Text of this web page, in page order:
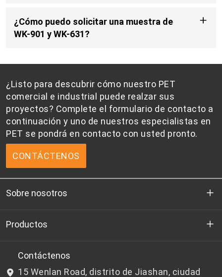
granel, ya que ofrece buena resistencia al
impacto, estabilidad térmica y cumplimiento
BPA ni compuestos de bisfenol relacionados.
A diferencia del policarbonato (PC), el PET es
contacto con alimentos y bebidas. El WK-901
FDA, la UE y China, lo que garantiza su
idoneidad y fiabilidad para contenedores de
agua de gran capacidad.
¿Cómo puedo solicitar una muestra de
WK-901 y WK-631?
de su empresa, el uso previsto y la cantidad
de muestra. Nuestro equipo le responderá
con prontitud y le proporcionará la
información técnica necesaria.
¿Listo para descubrir cómo nuestro PET
comercial e industrial puede realzar sus
proyectos? Complete el formulario de contacto a
continuación y uno de nuestros especialistas en
PET se pondrá en contacto con usted pronto.
CONTÁCTENOS
Sobre nosotros
Quienes somos
I+D
Productos
Chips de PET aptos para botellas
Contáctenos
15 Wenlan Road, distrito de Jiashan, ciudad